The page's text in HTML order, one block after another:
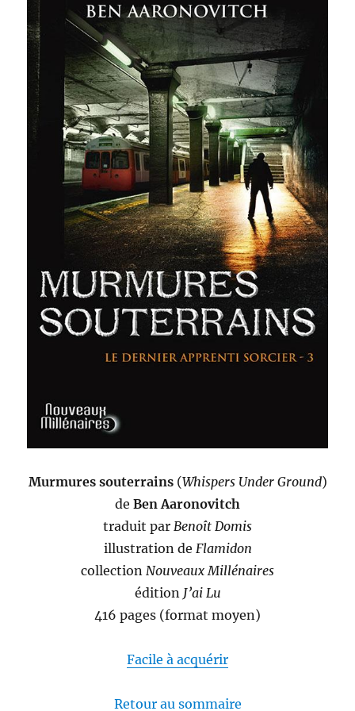
Murmures souterrains(Whispers Under Ground)
de Ben Aaronovitch
traduit par Benoît Domis
illustration de Flamidon
collection Nouveaux Millénaires
édition J’ai Lu
416 pages (format moyen)
Facile à acquérir
Retour au sommaire